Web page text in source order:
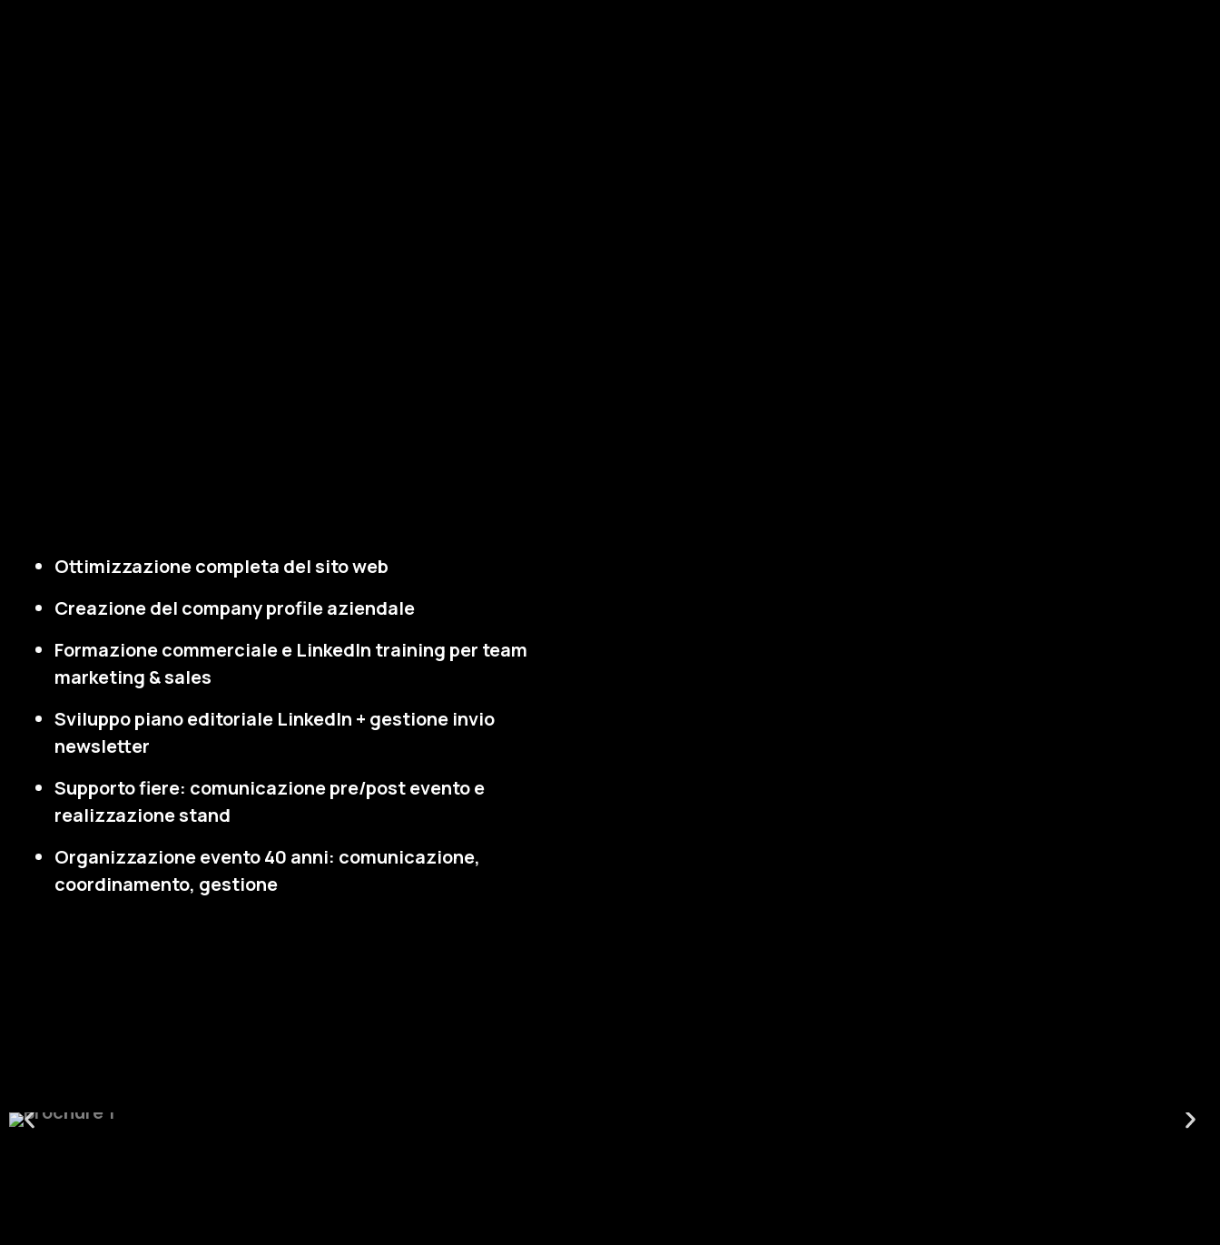
Ottimizzazione completa del sito web
Creazione del company profile aziendale
Formazione commerciale e LinkedIn training per team
marketing & sales
Sviluppo piano editoriale LinkedIn + gestione invio
newsletter
Supporto fiere: comunicazione pre/post evento e
realizzazione stand
Organizzazione evento 40 anni: comunicazione,
coordinamento, gestione